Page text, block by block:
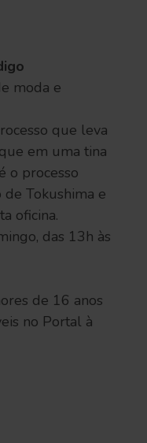
moda e
que leva
em uma tina
o processo
Tokushima e
oficina.
das 13h às
de 16 anos
no Portal à